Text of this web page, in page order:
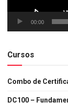
00:00
Cursos
Combo de
DC100 –